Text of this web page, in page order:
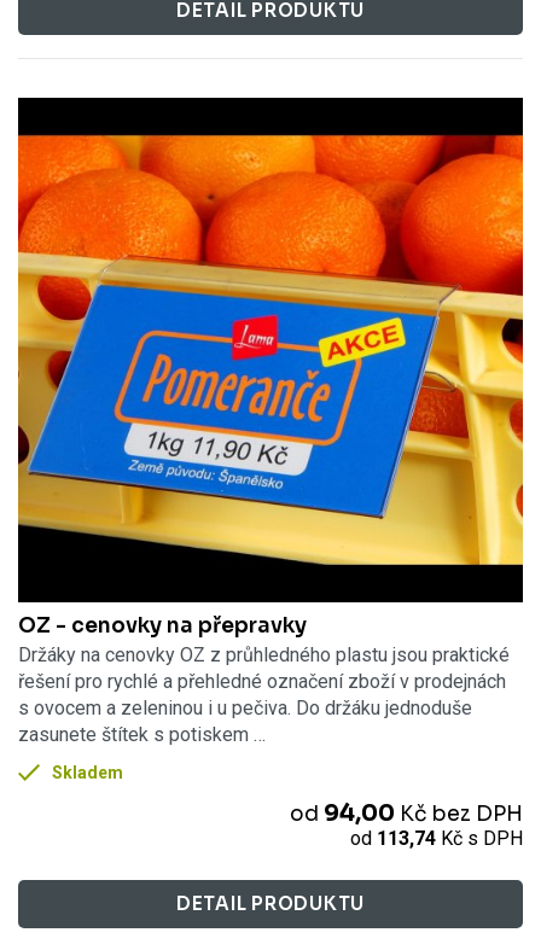
DETAIL PRODUKTU
OZ - cenovky na přepravky
Držáky na cenovky OZ z průhledného plastu jsou praktické
řešení pro rychlé a přehledné označení zboží v prodejnách
s ovocem a zeleninou i u pečiva. Do držáku jednoduše
zasunete štítek s potiskem …
Skladem
od 94,00 Kč bez DPH
od 113,74 Kč s DPH
DETAIL PRODUKTU